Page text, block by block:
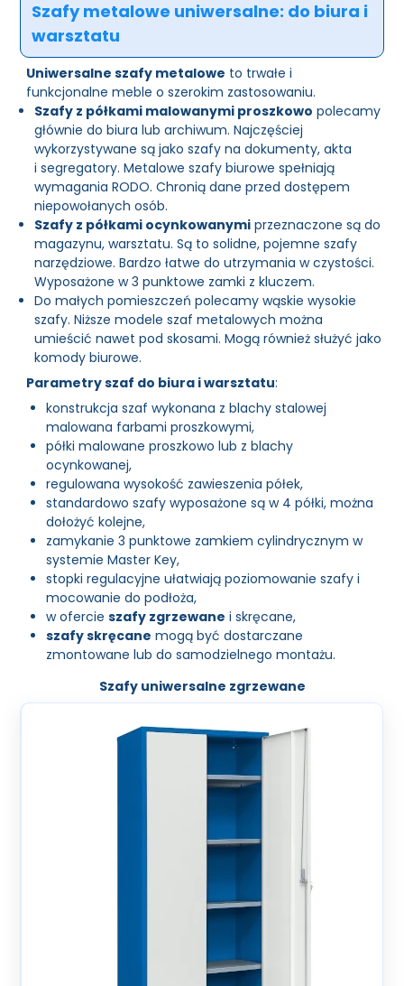
Szafy metalowe uniwersalne: do biura i
warsztatu
Uniwersalne szafy metalowe to trwałe i
funkcjonalne meble o szerokim zastosowaniu.
Szafy z półkami malowanymi proszkowo polecamy
głównie do biura lub archiwum. Najczęściej
wykorzystywane są jako szafy na dokumenty, akta
i segregatory. Metalowe szafy biurowe spełniają
wymagania RODO. Chronią dane przed dostępem
niepowołanych osób.
Szafy z półkami ocynkowanymi przeznaczone są do
magazynu, warsztatu. Są to solidne, pojemne szafy
narzędziowe. Bardzo łatwe do utrzymania w czystości.
Wyposażone w 3 punktowe zamki z kluczem.
Do małych pomieszczeń polecamy wąskie wysokie
szafy. Niższe modele szaf metalowych można
umieścić nawet pod skosami. Mogą również służyć jako
komody biurowe.
Parametry szaf do biura i warsztatu:
konstrukcja szaf wykonana z blachy stalowej
malowana farbami proszkowymi,
półki malowane proszkowo lub z blachy
ocynkowanej,
regulowana wysokość zawieszenia półek,
standardowo szafy wyposażone są w 4 półki, można
dołożyć kolejne,
zamykanie 3 punktowe zamkiem cylindrycznym w
systemie Master Key,
stopki regulacyjne ułatwiają poziomowanie szafy i
mocowanie do podłoża,
w ofercieszafy zgrzewane i skręcane,
szafy skręcane mogą być dostarczane
zmontowane lub do samodzielnego montażu.
Szafy uniwersalne zgrzewane